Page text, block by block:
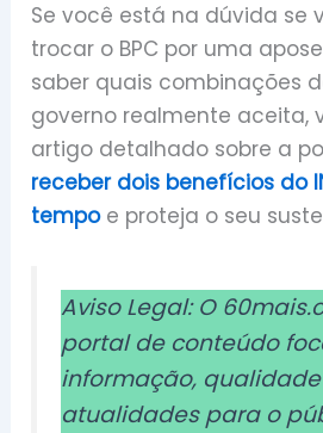
Se você está na dúvida se
trocar o BPC por uma
saber quais combinações
governo realmente aceita,
artigo detalhado sobre a
receber dois benefícios do
tempoe proteja o seu
Aviso Legal: O
portal de conteúdo
informação,
atualidades para o